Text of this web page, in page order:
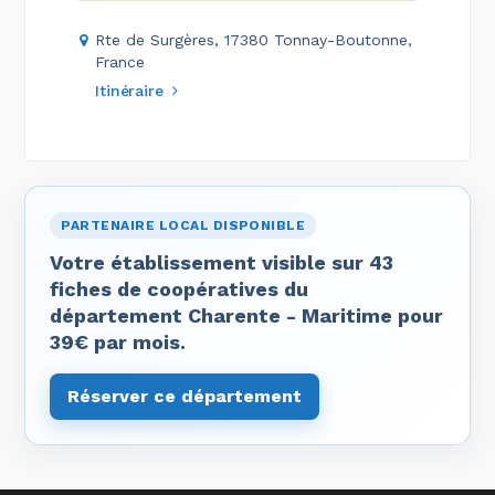
Rte de Surgères, 17380 Tonnay-Boutonne,
France
Itinéraire
PARTENAIRE LOCAL DISPONIBLE
Votre établissement visible sur 43
fiches de coopératives du
département Charente - Maritime pour
39€ par mois.
Réserver ce département